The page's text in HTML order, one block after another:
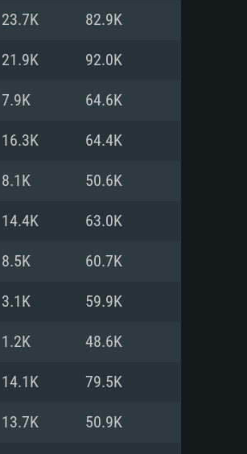
Linux
5 3600 이상
원하는 Nvidia
지원하지 않습니
라이언트)
, 최신 그래픽 드라
래픽 드라이버를
만; 최소사양 지원
23.7K 82.9K
21.9K 92.0K
7.9K 64.6K
16.3K 64.4K
8.1K 50.6K
14.4K 63.0K
8.5K 60.7K
3.1K 59.9K
1.2K 48.6K
14.1K 79.5K
13.7K 50.9K